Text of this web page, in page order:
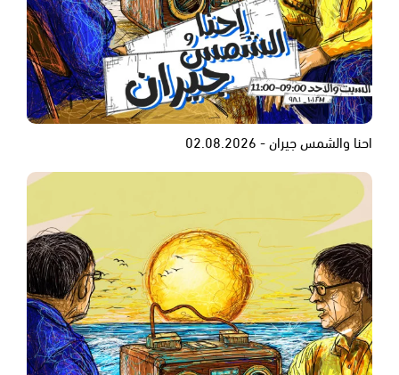
احنا والشمس جيران - 02.08.2026